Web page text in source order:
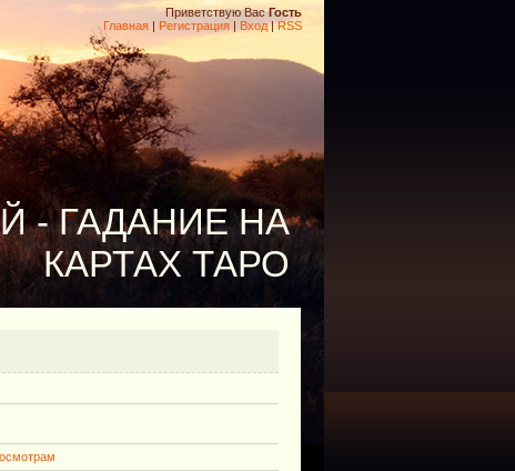
Приветствую Вас Гость
Главная | Регистрация | Вход|RSS
- ГАДАНИЕ НА
КАРТАХ ТАРО